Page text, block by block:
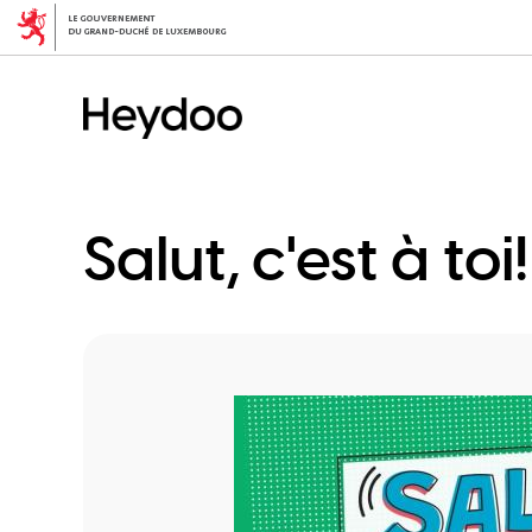
principal
Salut, c'est à